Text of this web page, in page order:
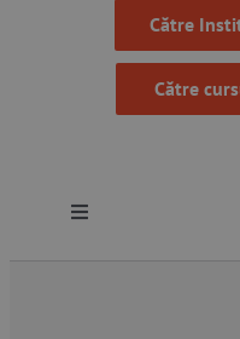
Către
Către
Toggle